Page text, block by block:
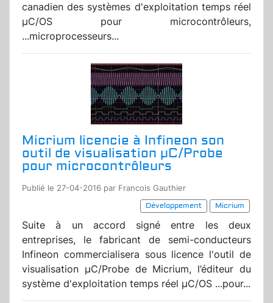
canadien des systèmes d'exploitation temps réel
µC/OS pour microcontrôleurs,
...microprocesseurs...
Micrium licencie à Infineon son
outil de visualisation µC/Probe
pour microcontrôleurs
Publié le 27-04-2016 par Francois Gauthier
Développement
Micrium
Suite à un accord signé entre les deux
entreprises, le fabricant de semi-conducteurs
Infineon commercialisera sous licence l'outil de
visualisation µC/Probe de Micrium, l’éditeur du
système d'exploitation temps réel µC/OS ...pour...